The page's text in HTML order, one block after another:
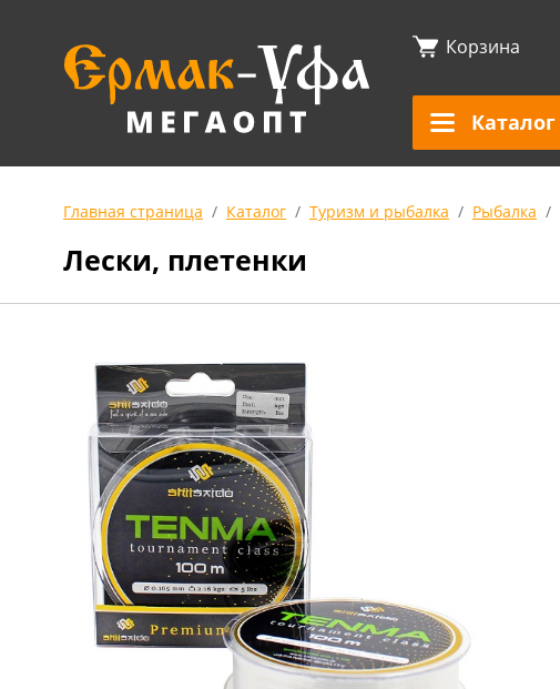
Корзина
Каталог
Главная страница Каталог Туризм и рыбалка Рыбалка
Лески, плетенки